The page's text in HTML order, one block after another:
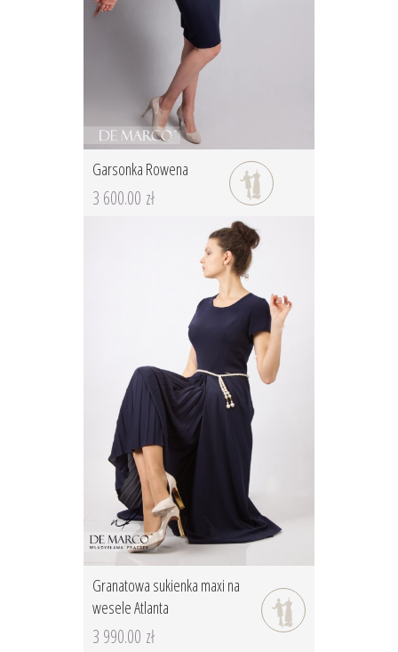
Garsonka Rowena
3 600.00 zł
Granatowa sukienka maxi na
wesele Atlanta
3 990.00 zł